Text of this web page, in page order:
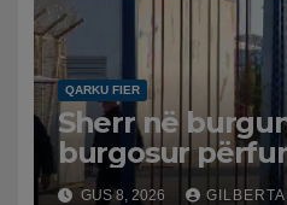
QARKU FIER
Sherr në
burgosur
spital
GUS 8, 2026